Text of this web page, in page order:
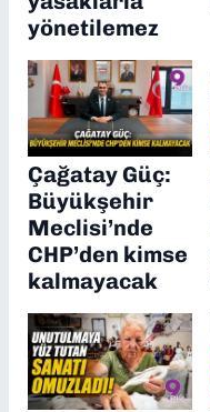
yönetilemez
Çağatay Güç:
Büyükşehir
Meclisi’nde
CHP’den kimse
kalmayacak